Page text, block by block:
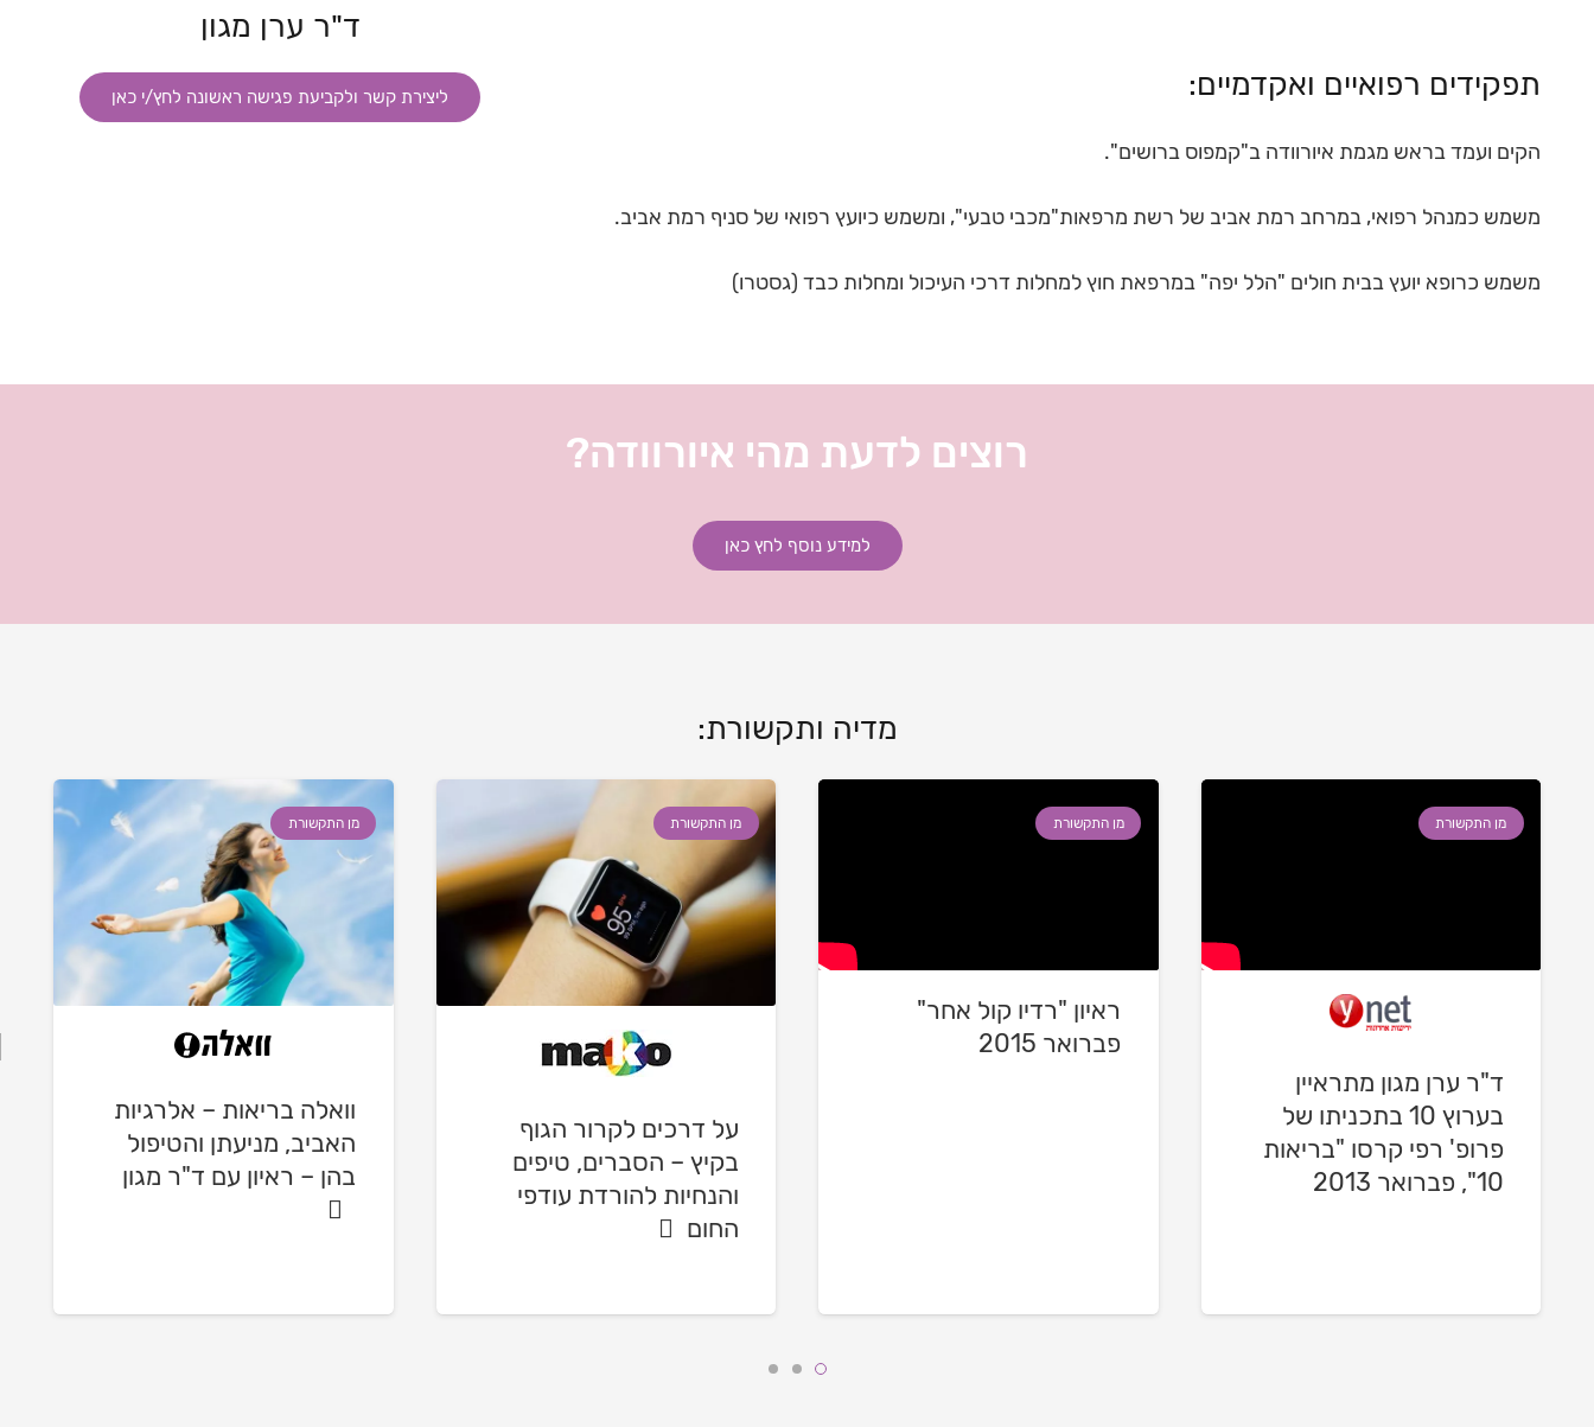
תפקידים רפואיים ואקדמיים:
הקים ועמד בראש מגמת איורוודה ב"קמפוס ברושים".
משמש כמנהל רפואי, במרחב רמת אביב של רשת מרפאות"מכבי טבעי", ומשמש כיועץ רפואי של סניף רמת אביב.
משמש כרופא יועץ בבית חולים "הלל יפה" במרפאת חוץ למחלות דרכי העיכול ומחלות כבד (גסטרו)
ד"ר ערן מגון
ליצירת קשר ולקביעת פגישה ראשונה לחץ/י כאן
רוצים לדעת מהי איורוודה?
למידע נוסף לחץ כאן
מדיה ותקשורת:
מן התקשורת
ד"ר ערן מגון מתראיין
בערוץ 10 בתכניתו של
פרופ' רפי קרסו "בריאות
10", פברואר 2013
מן התקשורת
ראיון "רדיו קול אחר"
פברואר 2015
מן התקשורת
על דרכים לקרור הגוף
בקיץ – הסברים, טיפים
והנחיות להורדת עודפי
החום
מן התקשורת
וואלה בריאות – אלרגיות
האביב, מניעתן והטיפול
בהן – ראיון עם ד"ר מגון